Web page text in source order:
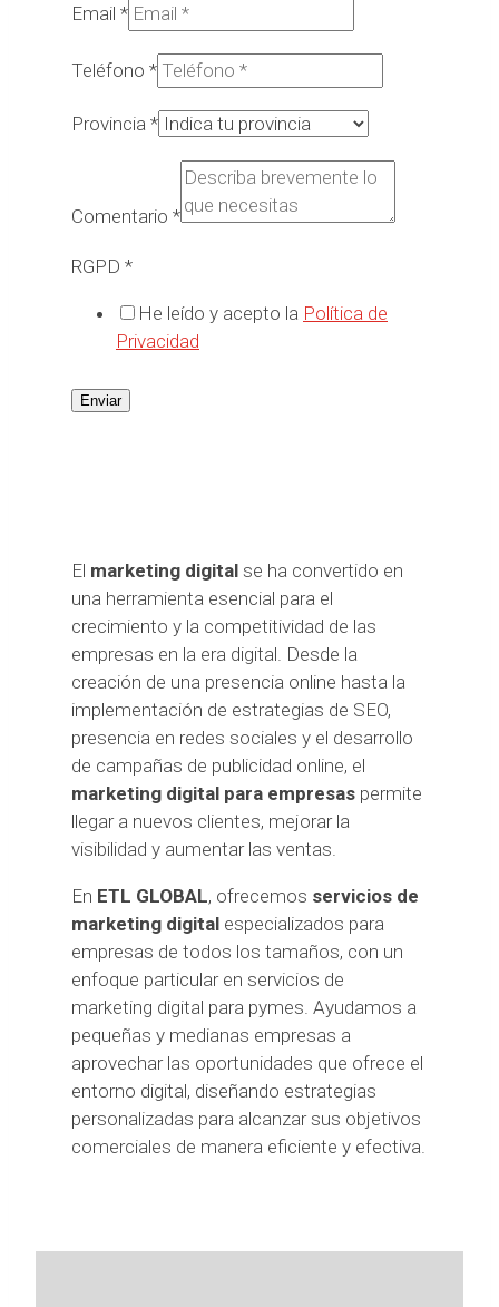
Email *
Teléfono *
Provincia *
Comentario *
RGPD *
He leído y acepto la Política de
Privacidad
Enviar
El marketing digital se ha convertido en
una herramienta esencial para el
crecimiento y la competitividad de las
empresas en la era digital. Desde la
creación de una presencia online hasta la
implementación de estrategias de SEO,
presencia en redes sociales y el desarrollo
de campañas de publicidad online, el
marketing digital para empresas permite
llegar a nuevos clientes, mejorar la
visibilidad y aumentar las ventas.
En ETL GLOBAL, ofrecemos servicios de
marketing digital especializados para
empresas de todos los tamaños, con un
enfoque particular en servicios de
marketing digital para pymes. Ayudamos a
pequeñas y medianas empresas a
aprovechar las oportunidades que ofrece el
entorno digital, diseñando estrategias
personalizadas para alcanzar sus objetivos
comerciales de manera eficiente y efectiva.